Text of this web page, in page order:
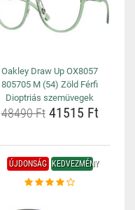
Oakley Draw Up OX8057
805705 M (54) Zöld Férfi
Dioptriás szemüvegek
48490 Ft41515 Ft
ÚJDONSÁG KEDVEZMÉNY